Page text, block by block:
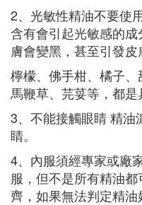
2、光敏性精油不要使
含有會引起光敏感的
膚會變黑，甚至引發皮
檸檬、佛手柑、橘子
馬鞭草、芫荽等，都是
3、不能接觸眼睛 精油
睛。
4、內服須經專家或廠
服，但不是所有精油
齊，如果無法判定精油